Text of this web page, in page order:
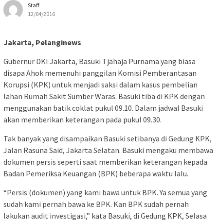
Staff
12/04/2016
Jakarta, Pelanginews
Gubernur DKI Jakarta, Basuki Tjahaja Purnama yang biasa
disapa Ahok memenuhi panggilan Komisi Pemberantasan
Korupsi (KPK) untuk menjadi saksi dalam kasus pembelian
lahan Rumah Sakit Sumber Waras. Basuki tiba di KPK dengan
menggunakan batik coklat pukul 09.10. Dalam jadwal Basuki
akan memberikan keterangan pada pukul 09.30.
Tak banyak yang disampaikan Basuki setibanya di Gedung KPK,
Jalan Rasuna Said, Jakarta Selatan. Basuki mengaku membawa
dokumen persis seperti saat memberikan keterangan kepada
Badan Pemeriksa Keuangan (BPK) beberapa waktu lalu.
“Persis (dokumen) yang kami bawa untuk BPK. Ya semua yang
sudah kami pernah bawa ke BPK. Kan BPK sudah pernah
lakukan audit investigasi,” kata Basuki, di Gedung KPK, Selasa